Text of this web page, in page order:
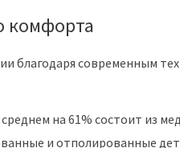
комфорта
благодаря современным
на 61% состоит из
и отполированные